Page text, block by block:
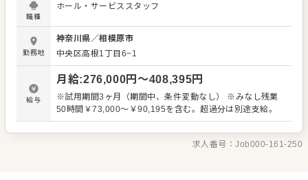
げていき、新たに入ってくるパートやアルバイトの方々や
にその先の未来として、店舗運営のプロとして店舗責任者
やエリアやブランドのマネージャーとして活躍頂くだけで
なく、マーケティング・商品企画・調達といった店舗運営
を支える部署や、人事・財務経理といった企業経営を支え
る機能を担う部署で外食企業のより幅広い知識や経験を積
むこともできます。 【具体的には…】 ・仕込みから盛り付
けまでの調理全般 ・仕入れや在庫管理などキッチンの管理
フの教育 ・洗浄や清掃など衛生管理 ・料理長の補助 ・新
職種
ホール・サービススタッフ
勤務地
神奈川県／相模原市
中央区高根1丁目6−1
給与
月給:276,000円〜408,395円
※試用期間3ヶ月（期間中、条件変動なし） ※みなし残業
50時間￥73,000～￥90,195を含む。超過分は別途支給。
求人番号：Job000-161-250